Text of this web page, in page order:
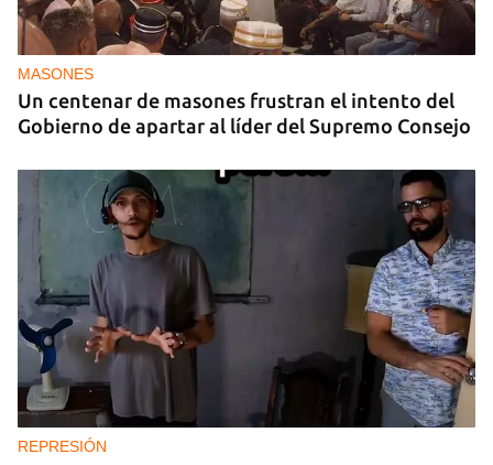
MASONES
Un centenar de masones frustran el intento del
Gobierno de apartar al líder del Supremo Consejo
REPRESIÓN